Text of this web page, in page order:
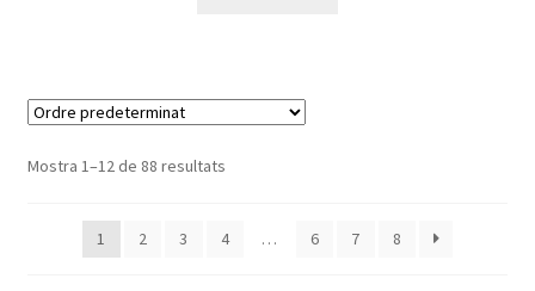
Mostra 1–12 de 88 resultats
1 2 3 4 … 6 7 8